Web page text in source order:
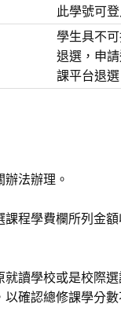
此學號可
學生具不
退選，申
課平台退選
法辦理。
程學費欄所列金
讀學校或是校際
確認總修課學分